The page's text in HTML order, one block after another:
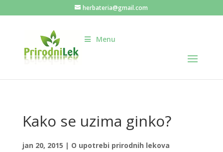
herbateria@gmail.com
Menu
Kako se uzima ginko?
jan 20, 2015 | O upotrebi prirodnih lekova